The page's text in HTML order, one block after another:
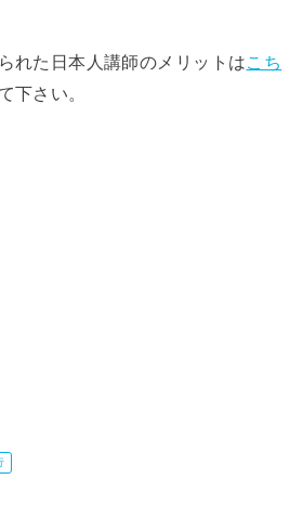
れた日本人講師のメリットはこち
下さい。